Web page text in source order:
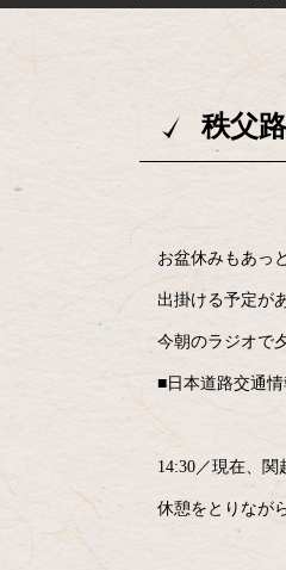
秩父
お盆休みもあっ
出掛ける予定が
今朝のラジオで
■日本道路交通
14:30／現在、
休憩をとりなが